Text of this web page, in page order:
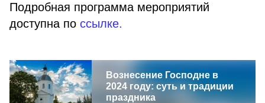
Подробная программа мероприятий
доступна по ссылке.
Вознесение Господне в
2024 году: суть и традиции
праздника